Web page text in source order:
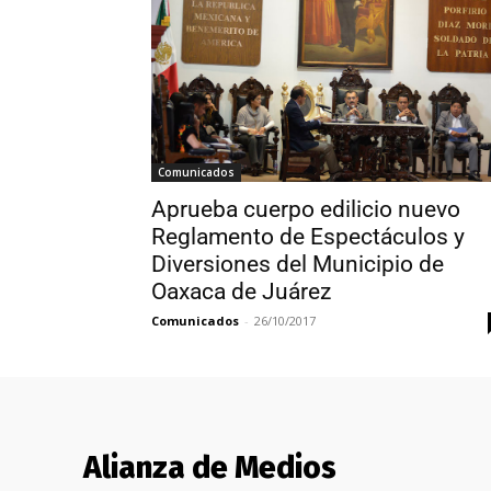
Comunicados
Aprueba cuerpo edilicio nuevo
Reglamento de Espectáculos y
Diversiones del Municipio de
Oaxaca de Juárez
Comunicados - 26/10/2017
Alianza de Medios